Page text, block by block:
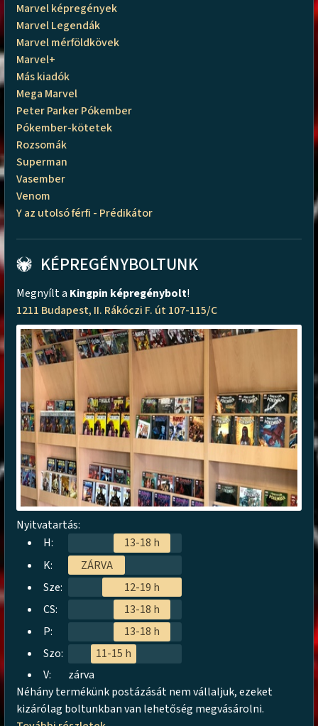
Marvel képregények
Marvel Legendák
Marvel mérföldkövek
Marvel+
Más kiadók
Mega Marvel
Peter Parker Pókember
Pókember-kötetek
Rozsomák
Superman
Vasember
Venom
Y az utolsó férfi - Prédikátor
KÉPREGÉNYBOLTUNK
Megnyílt a Kingpin képregénybolt!
1211 Budapest, II. Rákóczi F. út 107-115/C
Nyitvatartás:
H:
13-18 h
K:
ZÁRVA
Sze:
12-19 h
CS:
13-18 h
P:
13-18 h
Szo:
11-15 h
V:
zárva
Néhány termékünk postázását nem vállaljuk, ezeket
kizárólag boltunkban van lehetőség megvásárolni.